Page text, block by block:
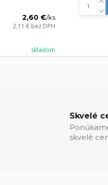
2,60 €/ks
2,11 € bez DPH
skladom
Skvelé
skvelé